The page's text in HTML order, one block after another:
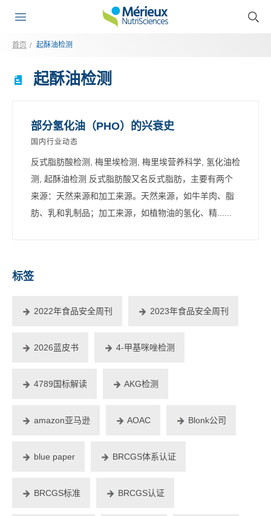
首页 起酥油检测
起酥油检测
部分氢化油（PHO）的兴衰史
国内行业动态
反式脂肪酸检测, 梅里埃检测, 梅里埃营养科学, 氢化油检
测, 起酥油检测 反式脂肪酸又名反式脂肪，主要有两个
来源：天然来源和加工来源。天然来源，如牛羊肉、脂
肪、乳和乳制品；加工来源，如植物油的氢化、精......
标签
2022年食品安全周刊 2023年食品安全周刊
2026蓝皮书 4-甲基咪唑检测
4789国标解读 AKG检测
amazon亚马逊 AOAC Blonk公司
blue paper BRCGS体系认证
BRCGS标准 BRCGS认证